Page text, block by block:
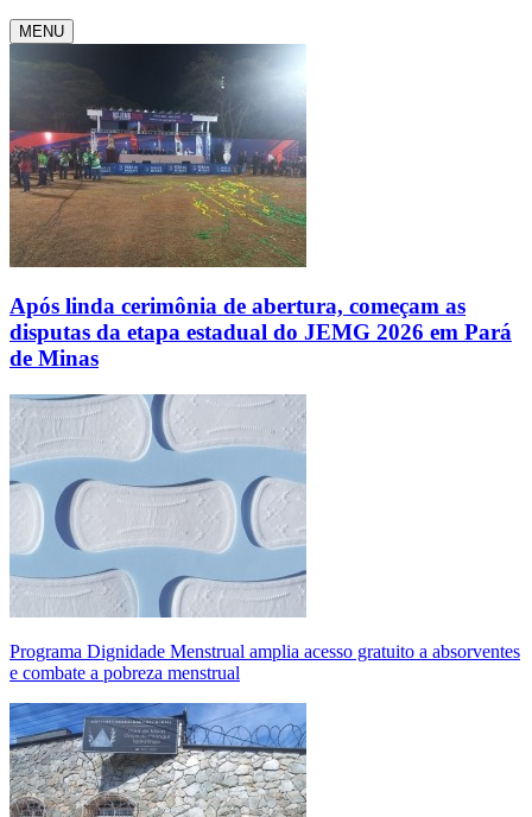
MENU
Após linda cerimônia de abertura, começam as
disputas da etapa estadual do JEMG 2026 em Pará
de Minas
Programa Dignidade Menstrual amplia acesso gratuito a absorventes
e combate a pobreza menstrual